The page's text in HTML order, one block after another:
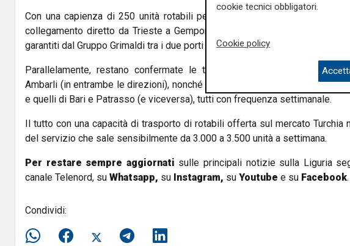
Con una capienza di 250 unità rotabili per partenza, la Eurocargo Roma
collegamento diretto da Trieste a Gemport e viceversa. In questo modo, i
garantiti dal Gruppo Grimaldi tra i due porti salgono a quattro a settimana.
Parallelamente, restano confermate le tre partenze settimanali
Ambarli (in entrambe le direzioni), nonché i collegamenti tra i porti di
e quelli di Bari e Patrasso (e viceversa), tutti con frequenza settimanale.
Il tutto con una capacità di trasporto di rotabili offerta sul mercato Turchia
del servizio che sale sensibilmente da 3.000 a 3.500 unità a settimana.
Per restare sempre aggiornati sulle principali notizie sulla Liguria
canale Telenord, su Whatsapp, su Instagram, su Youtube e su Facebook.
Condividi:
cookie tecnici obbligatori.
Cookie policy